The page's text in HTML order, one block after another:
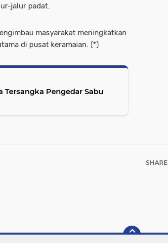
jalur padat.
masyarakat meningkatkan
di pusat keramaian. (*)
Pengedar Sabu
SHARE